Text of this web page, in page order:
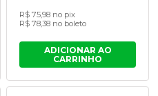
R$ 75,98 no pix
R$ 78,38 no boleto
ADICIONAR AO
CARRINHO